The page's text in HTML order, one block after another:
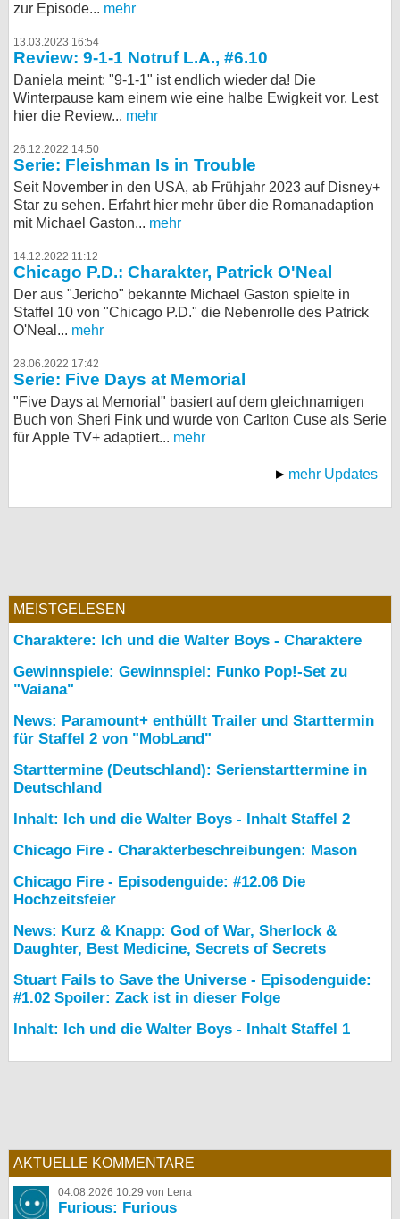
zur Episode... mehr
13.03.2023 16:54
Review: 9-1-1 Notruf L.A., #6.10
Daniela meint: "9-1-1" ist endlich wieder da! Die
Winterpause kam einem wie eine halbe Ewigkeit vor. Lest
hier die Review... mehr
26.12.2022 14:50
Serie: Fleishman Is in Trouble
Seit November in den USA, ab Frühjahr 2023 auf Disney+
Star zu sehen. Erfahrt hier mehr über die Romanadaption
mit Michael Gaston... mehr
14.12.2022 11:12
Chicago P.D.: Charakter, Patrick O'Neal
Der aus "Jericho" bekannte Michael Gaston spielte in
Staffel 10 von "Chicago P.D." die Nebenrolle des Patrick
O'Neal... mehr
28.06.2022 17:42
Serie: Five Days at Memorial
"Five Days at Memorial" basiert auf dem gleichnamigen
Buch von Sheri Fink und wurde von Carlton Cuse als Serie
für Apple TV+ adaptiert... mehr
mehr Updates
MEISTGELESEN
Charaktere: Ich und die Walter Boys - Charaktere
Gewinnspiele: Gewinnspiel: Funko Pop!-Set zu
"Vaiana"
News: Paramount+ enthüllt Trailer und Starttermin
für Staffel 2 von "MobLand"
Starttermine (Deutschland): Serienstarttermine in
Deutschland
Inhalt: Ich und die Walter Boys - Inhalt Staffel 2
Chicago Fire - Charakterbeschreibungen: Mason
Chicago Fire - Episodenguide: #12.06 Die
Hochzeitsfeier
News: Kurz & Knapp: God of War, Sherlock &
Daughter, Best Medicine, Secrets of Secrets
Stuart Fails to Save the Universe - Episodenguide:
#1.02 Spoiler: Zack ist in dieser Folge
Inhalt: Ich und die Walter Boys - Inhalt Staffel 1
AKTUELLE KOMMENTARE
04.08.2026 10:29 von Lena
Furious: Furious